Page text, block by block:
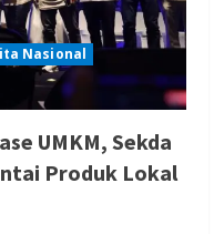
Nasional
UMKM, Sekda
Produk Lokal